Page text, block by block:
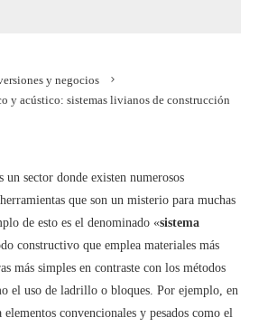
y negocios
y acústico: sistemas livianos de construcción
un sector donde existen numerosos
que son un misterio para muchas
de esto es el denominado «sistema
constructivo que emplea materiales más
más simples en contraste con los métodos
el uso de ladrillo o bloques. Por ejemplo, en
convencionales y pesados como el